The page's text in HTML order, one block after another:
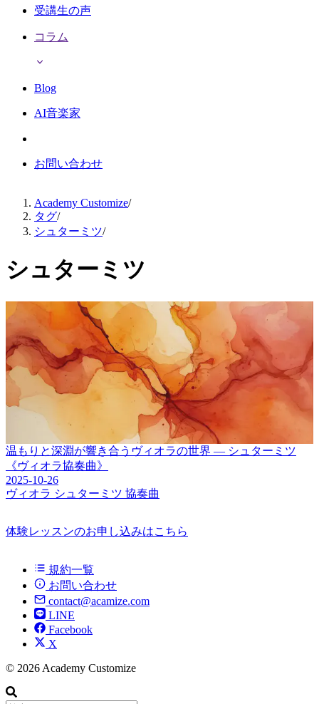
受講生の声
コラム
Blog
AI音楽家
お問い合わせ
Academy Customize/
タグ/
シュターミツ/
シュターミツ
温もりと深淵が響き合うヴィオラの世界 ― シュターミツ
《ヴィオラ協奏曲》
2025-10-26
ヴィオラ シュターミツ 協奏曲
体験レッスンのお申し込みはこちら
規約一覧
お問い合わせ
contact@acamize.com
LINE
Facebook
X
© 2026 Academy Customize